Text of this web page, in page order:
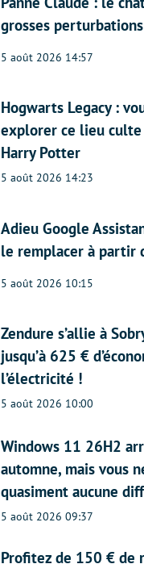
grosses perturbations
5 août 2026 14:57
Hogwarts Legacy :
explorer ce lieu culte
Harry Potter
5 août 2026 14:23
Adieu Google
le remplacer à partir
5 août 2026 10:15
Zendure s’allie à
jusqu’à 625 €
l’électricité !
5 août 2026 10:00
Windows 11 26H2
automne, mais vous
quasiment aucune
5 août 2026 09:37
Profitez de 150 € de